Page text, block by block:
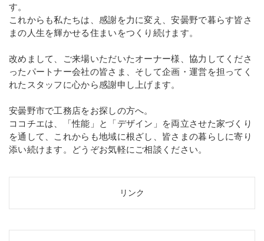
す。
これからも私たちは、感謝を力に変え、安曇野で暮らす皆さ
まの人生を輝かせる住まいをつくり続けます。
改めまして、ご来場いただいたオーナー様、協力してくださ
ったパートナー会社の皆さま、そして企画・運営を担ってく
れたスタッフに心から感謝申し上げます。
安曇野市で工務店をお探しの方へ。
ココチエは、「性能」と「デザイン」を両立させた家づくり
を通して、これからも地域に根ざし、皆さまの暮らしに寄り
添い続けます。どうぞお気軽にご相談ください。
リンク